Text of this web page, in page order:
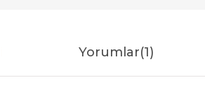
Yorumlar(1)